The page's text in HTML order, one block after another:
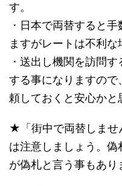
す。
・日本で両替すると
ますがレートは不利な
・送出し機関を訪問
する事になりますの
頼しておくと安心かと
★「街中で両替しませ
は注意しましょう。偽
が偽札と言う事もあり